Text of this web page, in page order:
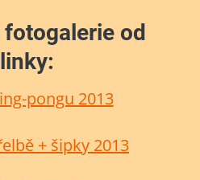
od
pongu 2013
+ šipky 2013